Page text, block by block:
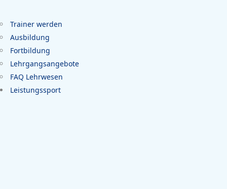
Trainer werden
Ausbildung
Fortbildung
Lehrgangsangebote
FAQ Lehrwesen
Leistungssport